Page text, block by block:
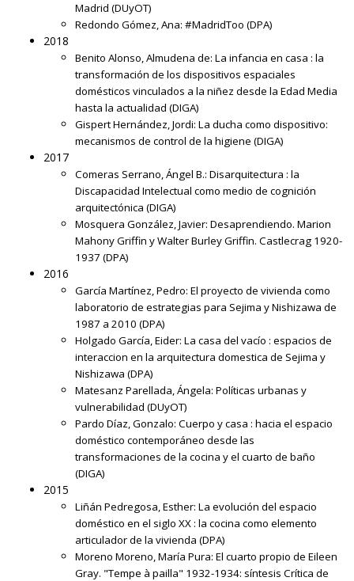
Madrid (DUyOT)
Redondo Gómez, Ana: #MadridToo (DPA)
2018
Benito Alonso, Almudena de: La infancia en casa : la
transformación de los dispositivos espaciales
domésticos vinculados a la niñez desde la Edad Media
hasta la actualidad (DIGA)
Gispert Hernández, Jordi: La ducha como dispositivo:
mecanismos de control de la higiene (DIGA)
2017
Comeras Serrano, Ángel B.: Disarquitectura : la
Discapacidad Intelectual como medio de cognición
arquitectónica (DIGA)
Mosquera González, Javier: Desaprendiendo. Marion
Mahony Griffin y Walter Burley Griffin. Castlecrag 1920-
1937 (DPA)
2016
García Martínez, Pedro: El proyecto de vivienda como
laboratorio de estrategias para Sejima y Nishizawa de
1987 a 2010 (DPA)
Holgado García, Eider: La casa del vacío : espacios de
interaccion en la arquitectura domestica de Sejima y
Nishizawa (DPA)
Matesanz Parellada, Ángela: Políticas urbanas y
vulnerabilidad (DUyOT)
Pardo Díaz, Gonzalo: Cuerpo y casa : hacia el espacio
doméstico contemporáneo desde las
transformaciones de la cocina y el cuarto de baño
(DIGA)
2015
Liñán Pedregosa, Esther: La evolución del espacio
doméstico en el siglo XX : la cocina como elemento
articulador de la vivienda (DPA)
Moreno Moreno, María Pura: El cuarto propio de Eileen
Gray. "Tempe à pailla" 1932-1934: síntesis Crítica de